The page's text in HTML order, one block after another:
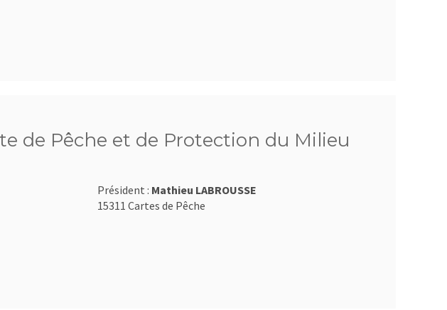
de Pêche et de Protection du Milieu
Président : Mathieu LABROUSSE
15311 Cartes de Pêche